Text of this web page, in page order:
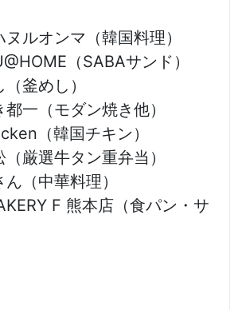
ヌルオンマ（韓国料理）
（SABAサンド）
釜めし）
都一（モダン焼き他）
（韓国チキン）
（厳選牛タン重弁当）
ん（中華料理）
F 熊本店（食パン・サ